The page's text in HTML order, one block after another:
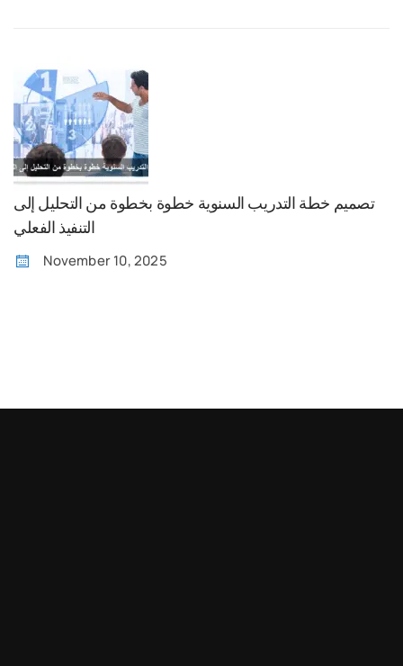
تصميم خطة التدريب السنوية خطوة بخطوة من التحليل إلى
التنفيذ الفعلي
November 10, 2025